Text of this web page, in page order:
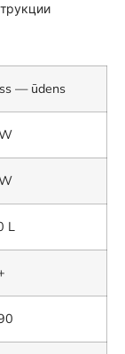
— ūdens
L